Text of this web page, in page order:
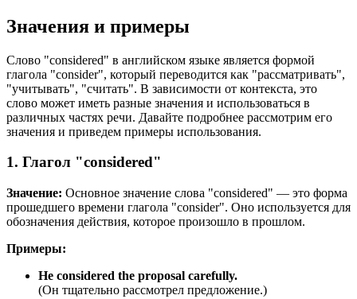
Значения и примеры
Слово "considered" в английском языке является формой
глагола "consider", который переводится как "рассматривать",
"учитывать", "считать". В зависимости от контекста, это
слово может иметь разные значения и использоваться в
различных частях речи. Давайте подробнее рассмотрим его
значения и приведем примеры использования.
1. Глагол "considered"
Значение: Основное значение слова "considered" — это форма
прошедшего времени глагола "consider". Оно используется для
обозначения действия, которое произошло в прошлом.
Примеры:
He considered the proposal carefully.
(Он тщательно рассмотрел предложение.)